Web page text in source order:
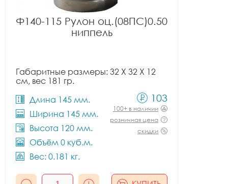
Ф140-115 Рулон оц.(08ПС)0.50
ниппель
Габаритные размеры: 32 X 32 X 12
см, вес 181 гр.
Длина 145 мм.
Ширина 145 мм.
Высота 120 мм.
Объём 0 куб.м.
Вес: 0.181 кг.
103
100+ в наличии
розничная цена
скидки